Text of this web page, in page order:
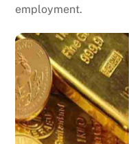
employment.